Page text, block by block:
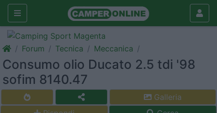
Forum Tecnica Meccanica
Consumo olio Ducato 2.5 tdi '98
sofim 8140.47
Galleria